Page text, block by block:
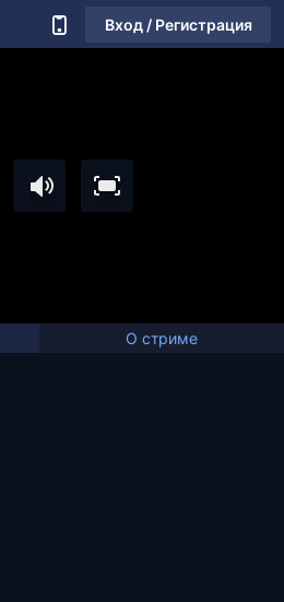
Вход / Регистрация
О стриме